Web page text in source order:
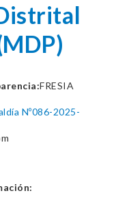
FRESIA
Nº086-2025-